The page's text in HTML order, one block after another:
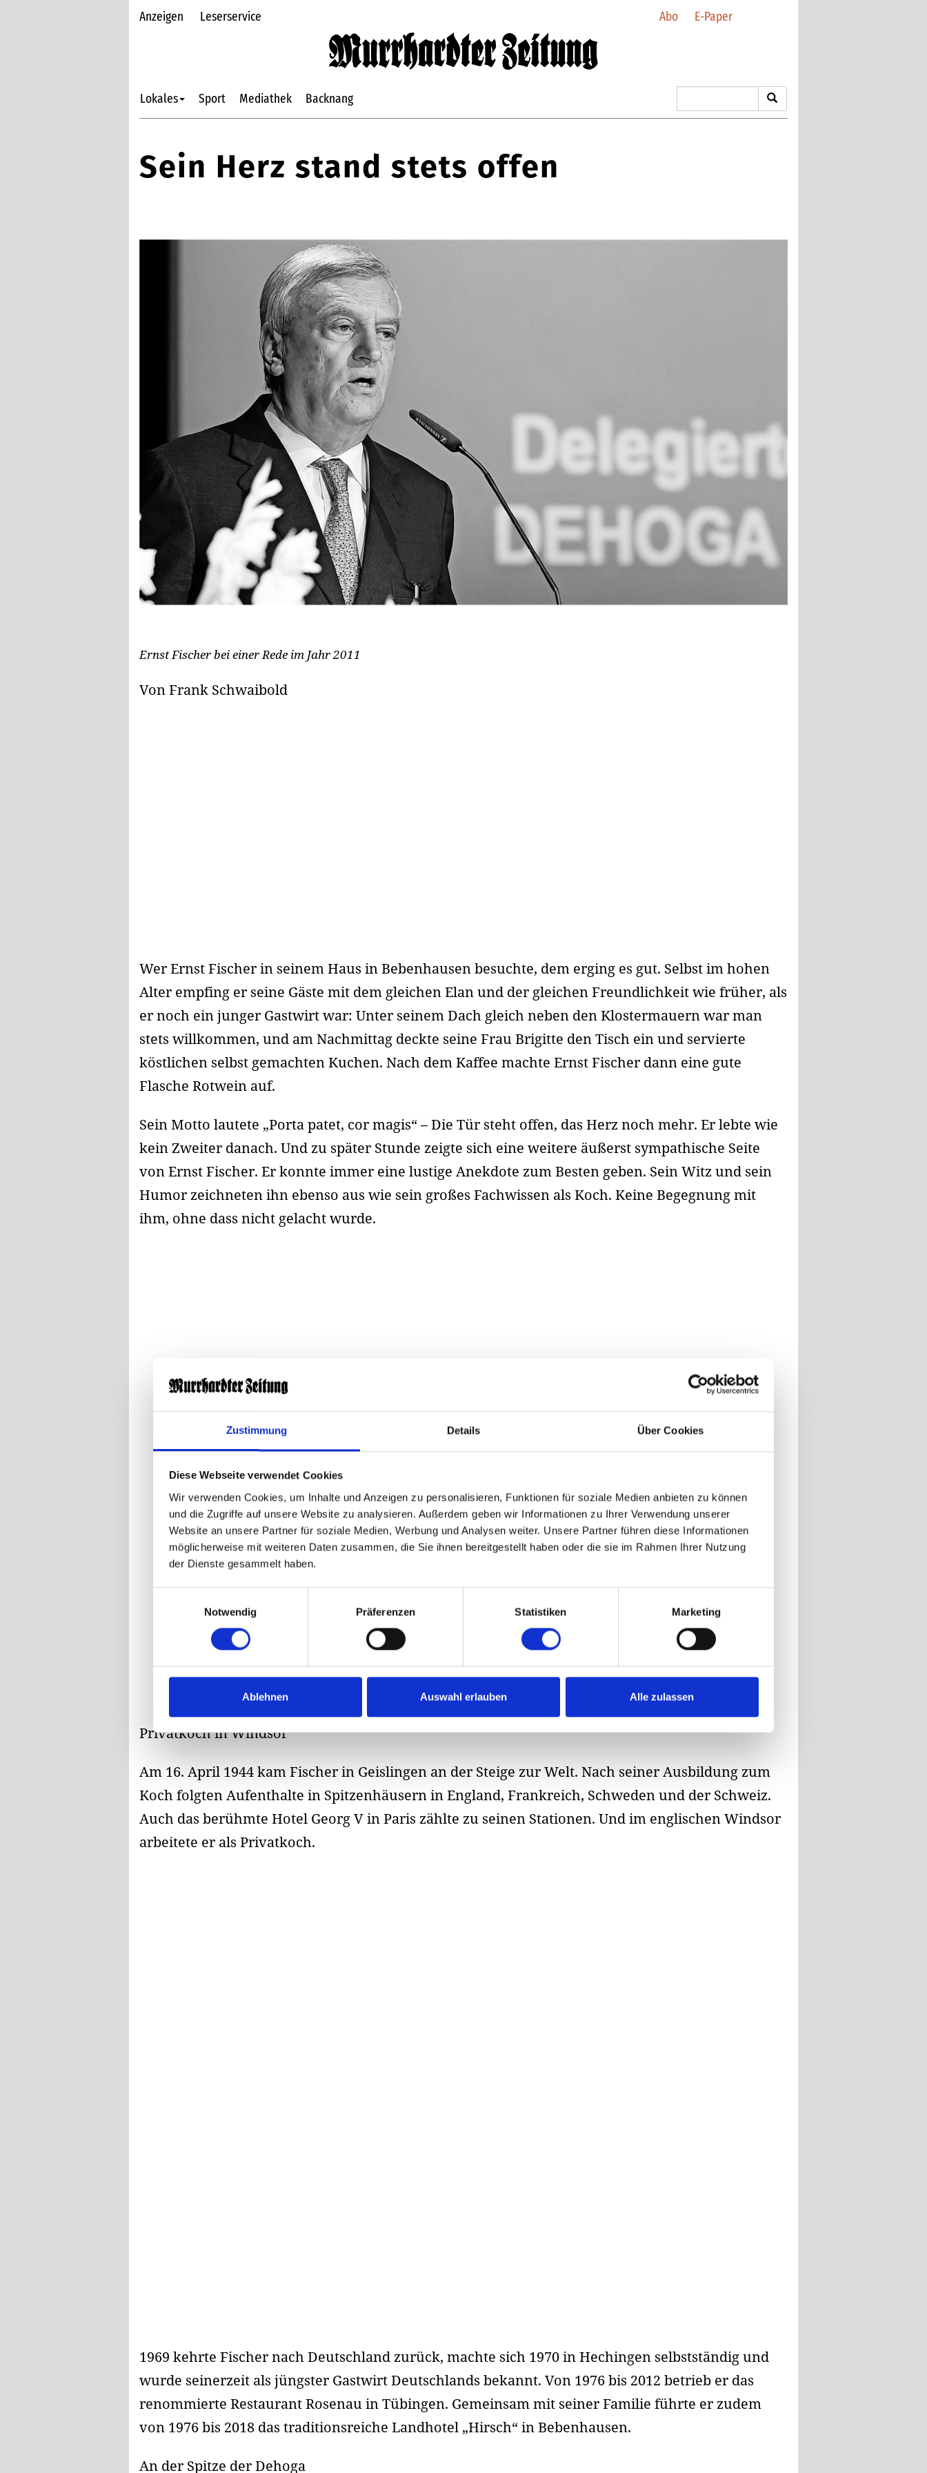
Zustimmung Details Über Cookies
Diese Webseite verwendet Cookies
Wir verwenden Cookies, um Inhalte und Anzeigen zu personalisieren, Funktionen für soziale Medien anbieten zu können
und die Zugriffe auf unsere Website zu analysieren. Außerdem geben wir Informationen zu Ihrer Verwendung unserer
Website an unsere Partner für soziale Medien, Werbung und Analysen weiter. Unsere Partner führen diese Informationen
möglicherweise mit weiteren Daten zusammen, die Sie ihnen bereitgestellt haben oder die sie im Rahmen Ihrer Nutzung
der Dienste gesammelt haben.
Notwendig
Präferenzen Statistiken Marketing
Ablehnen Auswahl erlauben Alle zulassen
Anzeigen Leserservice Abo E-Paper
Lokales Sport Mediathek Backnang
Sein Herz stand stets offen
Ernst Fischer bei einer Rede im Jahr 2011
Von Frank Schwaibold
Wer Ernst Fischer in seinem Haus in Bebenhausen besuchte, dem erging es gut. Selbst im hohen
Alter empfing er seine Gäste mit dem gleichen Elan und der gleichen Freundlichkeit wie früher, als
er noch ein junger Gastwirt war: Unter seinem Dach gleich neben den Klostermauern war man
stets willkommen, und am Nachmittag deckte seine Frau Brigitte den Tisch ein und servierte
köstlichen selbst gemachten Kuchen. Nach dem Kaffee machte Ernst Fischer dann eine gute
Flasche Rotwein auf.
Sein Motto lautete „Porta patet, cor magis“ – Die Tür steht offen, das Herz noch mehr. Er lebte wie
kein Zweiter danach. Und zu später Stunde zeigte sich eine weitere äußerst sympathische Seite
von Ernst Fischer. Er konnte immer eine lustige Anekdote zum Besten geben. Sein Witz und sein
Humor zeichneten ihn ebenso aus wie sein großes Fachwissen als Koch. Keine Begegnung mit
ihm, ohne dass nicht gelacht wurde.
Privatkoch in Windsor
Am 16. April 1944 kam Fischer in Geislingen an der Steige zur Welt. Nach seiner Ausbildung zum
Koch folgten Aufenthalte in Spitzenhäusern in England, Frankreich, Schweden und der Schweiz.
Auch das berühmte Hotel Georg V in Paris zählte zu seinen Stationen. Und im englischen Windsor
arbeitete er als Privatkoch.
1969 kehrte Fischer nach Deutschland zurück, machte sich 1970 in Hechingen selbstständig und
wurde seinerzeit als jüngster Gastwirt Deutschlands bekannt. Von 1976 bis 2012 betrieb er das
renommierte Restaurant Rosenau in Tübingen. Gemeinsam mit seiner Familie führte er zudem
von 1976 bis 2018 das traditionsreiche Landhotel „Hirsch“ in Bebenhausen.
An der Spitze der Dehoga